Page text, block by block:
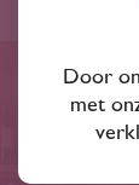
Door
met